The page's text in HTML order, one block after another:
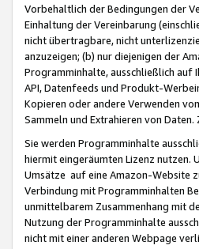
Vorbehaltlich der Bedingungen der
Einhaltung der Vereinbarung
nicht übertragbare, nicht
anzuzeigen; (b) nur diejenigen der
Programminhalte, ausschließlich auf
API, Datenfeeds und Produkt-
Kopieren oder andere Verwenden
Sammeln und Extrahieren von
Sie werden Programminhalte
hiermit eingeräumten Lizenz nutzen.
Umsätze auf eine Amazon-Website
Verbindung mit Programminhalten
unmittelbarem Zusammenhang mit
Nutzung der Programminhalte
nicht mit einer anderen Webpage